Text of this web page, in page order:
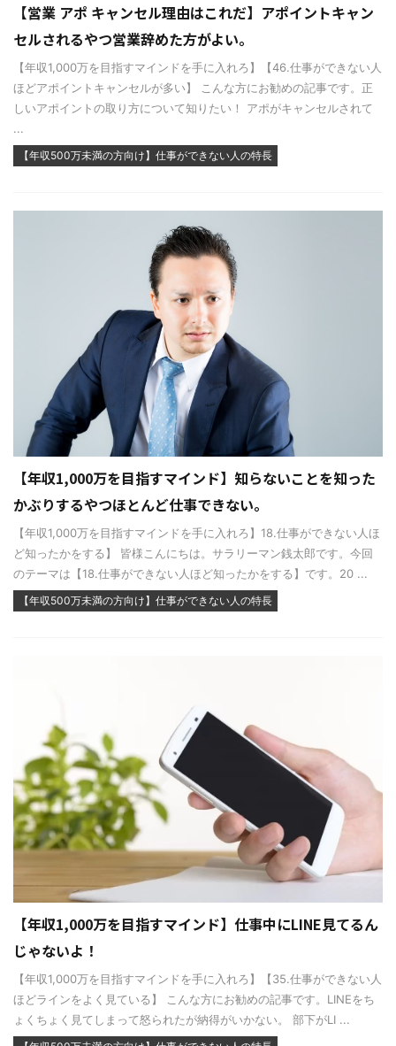
【営業 アポ キャンセル理由はこれだ】アポイントキャン
セルされるやつ営業辞めた方がよい。
【年収1,000万を目指すマインドを手に入れろ】【46.仕事ができない人
ほどアポイントキャンセルが多い】 こんな方にお勧めの記事です。正
しいアポイントの取り方について知りたい！ アポがキャンセルされて
...
【年収500万未満の方向け】仕事ができない人の特長
【年収1,000万を目指すマインド】知らないことを知った
かぶりするやつほとんど仕事できない。
【年収1,000万を目指すマインドを手に入れろ】18.仕事ができない人ほ
ど知ったかをする】 皆様こんにちは。サラリーマン銭太郎です。今回
のテーマは【18.仕事ができない人ほど知ったかをする】です。20 ...
【年収500万未満の方向け】仕事ができない人の特長
【年収1,000万を目指すマインド】仕事中にLINE見てるん
じゃないよ！
【年収1,000万を目指すマインドを手に入れろ】【35.仕事ができない人
ほどラインをよく見ている】 こんな方にお勧めの記事です。LINEをち
ょくちょく見てしまって怒られたが納得がいかない。 部下がLI ...